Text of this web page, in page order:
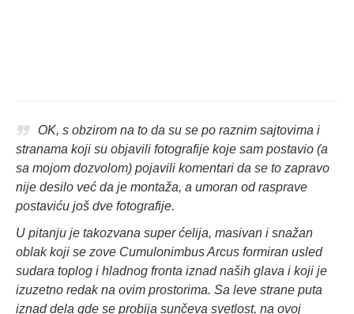
OK, s obzirom na to da su se po raznim sajtovima i
stranama koji su objavili fotografije koje sam postavio (a
sa mojom dozvolom) pojavili komentari da se to zapravo
nije desilo već da je montaža, a umoran od rasprave
postaviću još dve fotografije.
U pitanju je takozvana super ćelija, masivan i snažan
oblak koji se zove Cumulonimbus Arcus formiran usled
sudara toplog i hladnog fronta iznad naših glava i koji je
izuzetno redak na ovim prostorima. Sa leve strane puta
iznad dela gde se probija sunčeva svetlost, na ovoj